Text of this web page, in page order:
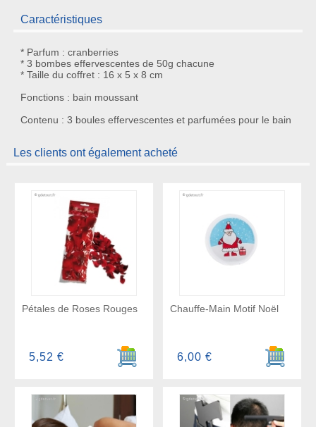
Caractéristiques
* Parfum : cranberries
* 3 bombes effervescentes de 50g chacune
* Taille du coffret : 16 x 5 x 8 cm
Fonctions : bain moussant
Contenu : 3 boules effervescentes et parfumées pour le bain
Les clients ont également acheté
Pétales de Roses Rouges
Ajouter au panier
5,52 €
Chauffe-Main Motif Noël
Ajouter
6,00 €